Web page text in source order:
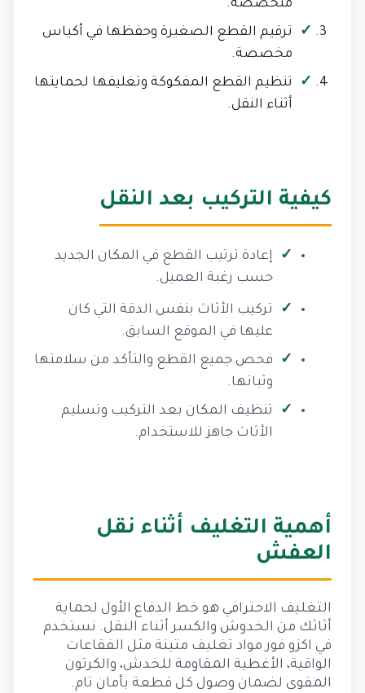
متخصصة.
ترقيم القطع الصغيرة وحفظها في أكياس
مخصصة.
تنظيم القطع المفكوكة وتغليفها لحمايتها
أثناء النقل.
كيفية التركيب بعد النقل
إعادة ترتيب القطع في المكان الجديد
حسب رغبة العميل.
تركيب الأثاث بنفس الدقة التي كان
عليها في الموقع السابق.
فحص جميع القطع والتأكد من سلامتها
وثباتها.
تنظيف المكان بعد التركيب وتسليم
الأثاث جاهز للاستخدام.
أهمية التغليف أثناء نقل
العفش
التغليف الاحترافي هو خط الدفاع الأول لحماية
أثاثك من الخدوش والكسر أثناء النقل. نستخدم
في اكزو فور مواد تغليف متينة مثل الفقاعات
الواقية، الأغطية المقاومة للخدش، والكرتون
المقوى لضمان وصول كل قطعة بأمان تام.